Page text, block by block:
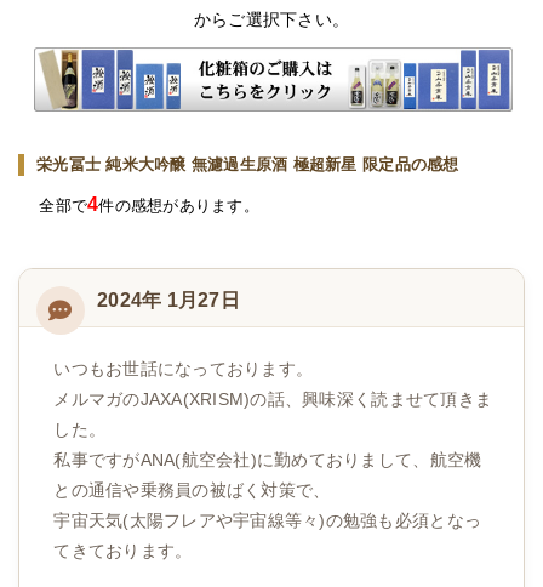
からご選択下さい。
栄光冨士 純米大吟醸 無濾過生原酒 極超新星 限定品の感想
全部で4件の感想があります。
2024年 1月27日
いつもお世話になっております。
メルマガのJAXA(XRISM)の話、興味深く読ませて頂きま
した。
私事ですがANA(航空会社)に勤めておりまして、航空機
との通信や乗務員の被ばく対策で、
宇宙天気(太陽フレアや宇宙線等々)の勉強も必須となっ
てきております。